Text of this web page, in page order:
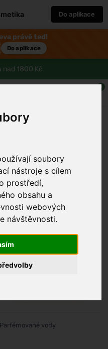
soubory
nástroje s cílem
prostředí,
obsahu a
webových
návštěvnosti.
Do aplikace
právě teď!
Do aplikace
nad 1800 Kč
0
Parfémované vody